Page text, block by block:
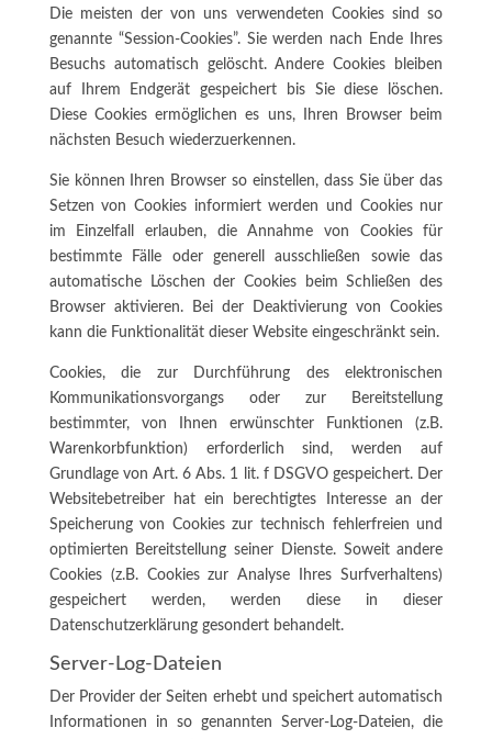
Die meisten der von uns verwendeten Cookies sind so
genannte “Session-Cookies”. Sie werden nach Ende Ihres
Besuchs automatisch gelöscht. Andere Cookies bleiben
auf Ihrem Endgerät gespeichert bis Sie diese löschen.
Diese Cookies ermöglichen es uns, Ihren Browser beim
nächsten Besuch wiederzuerkennen.
Sie können Ihren Browser so einstellen, dass Sie über das
Setzen von Cookies informiert werden und Cookies nur
im Einzelfall erlauben, die Annahme von Cookies für
bestimmte Fälle oder generell ausschließen sowie das
automatische Löschen der Cookies beim Schließen des
Browser aktivieren. Bei der Deaktivierung von Cookies
kann die Funktionalität dieser Website eingeschränkt sein.
Cookies, die zur Durchführung des elektronischen
Kommunikationsvorgangs oder zur Bereitstellung
bestimmter, von Ihnen erwünschter Funktionen (z.B.
Warenkorbfunktion) erforderlich sind, werden auf
Grundlage von Art. 6 Abs. 1 lit. f DSGVO gespeichert. Der
Websitebetreiber hat ein berechtigtes Interesse an der
Speicherung von Cookies zur technisch fehlerfreien und
optimierten Bereitstellung seiner Dienste. Soweit andere
Cookies (z.B. Cookies zur Analyse Ihres Surfverhaltens)
gespeichert werden, werden diese in dieser
Datenschutzerklärung gesondert behandelt.
Server-Log-Dateien
Der Provider der Seiten erhebt und speichert automatisch
Informationen in so genannten Server-Log-Dateien, die